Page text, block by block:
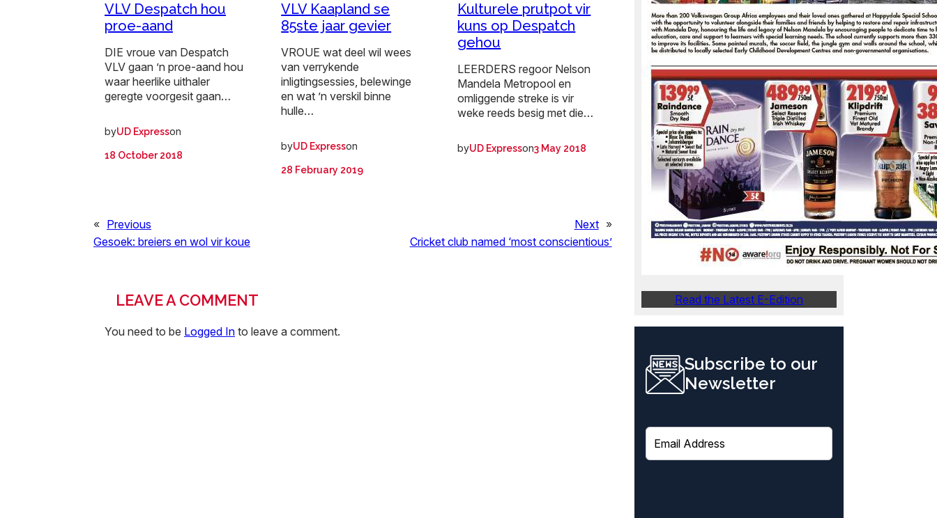
VLV Despatch hou
proe-aand
DIE vroue van Despatch
VLV gaan ’n proe-aand hou
waar heerlike uithaler
geregte voorgesit gaan…
byUD Expresson
18 October 2018
VLV Kaapland se
85ste jaar gevier
VROUE wat deel wil wees
van verrykende
inligtingsessies, belewinge
en wat ’n verskil binne
hulle…
byUD Expresson
28 February 2019
Kulturele prutpot vir
kuns op Despatch
gehou
LEERDERS regoor Nelson
Mandela Metropool en
omliggende streke is vir
weke reeds besig met die…
byUD Expresson3 May 2018
« Previous
Gesoek: breiers en wol vir koue
Next »
Cricket club named ‘most conscientious’
LEAVE A COMMENT
You need to be Logged In to leave a comment.
Read the Latest E-Edition
Subscribe to our
Newsletter
E